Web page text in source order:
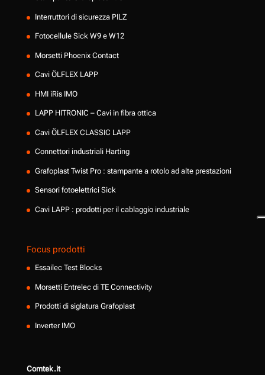
Interruttori di sicurezza PILZ
Fotocellule Sick W9 e W12
Morsetti Phoenix Contact
Cavi ÖLFLEX LAPP
HMI iRis IMO
LAPP HITRONIC – Cavi in fibra ottica
Cavi ÖLFLEX CLASSIC LAPP
Connettori industriali Harting
Grafoplast Twist Pro : stampante a rotolo ad alte prestazioni
Sensori fotoelettrici Sick
Cavi LAPP : prodotti per il cablaggio industriale
Focus prodotti
Essailec Test Blocks
Morsetti Entrelec di TE Connectivity
Prodotti di siglatura Grafoplast
Inverter IMO
Comtek.it